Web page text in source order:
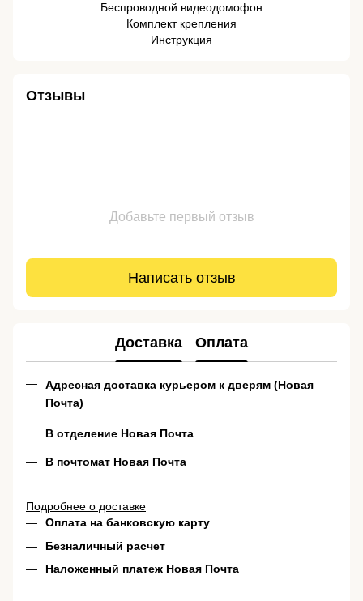
Беспроводной видеодомофон
Комплект крепления
Инструкция
Отзывы
Добавьте первый отзыв
Написать отзыв
Доставка Оплата
Адресная доставка курьером к дверям (Новая
Почта)
В отделение Новая Почта
В почтомат Новая Почта
Подробнее о доставке
Оплата на банковскую карту
Безналичный расчет
Наложенный платеж Новая Почта